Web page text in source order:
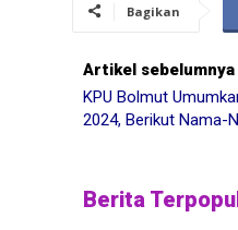
Bagikan
Artikel sebelumnya
KPU Bolmut
2024, Berikut Nama-
Berita